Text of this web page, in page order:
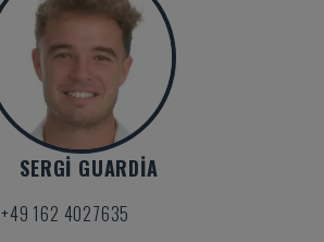
SERGI GUARDIA
+49 162 4027635